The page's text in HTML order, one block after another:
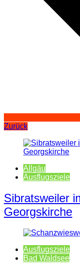
Zurück
Allgäu
Ausflugsziele
Sibratsweiler
Georgskirche
Ausflugsziele
Bad Waldsee